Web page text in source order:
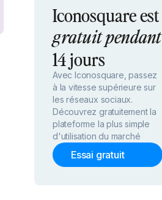
Iconosquare est
gratuit pendant
14 jours
Avec Iconosquare, passez
à la vitesse supérieure sur
les réseaux sociaux.
Découvrez gratuitement la
plateforme la plus simple
d'utilisation du marché
Essai gratuit